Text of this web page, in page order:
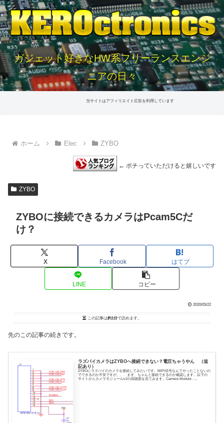
ガジェット好きなHW系フリーランスエンジ
ニアの日々
当サイトはアフィリエイト広告を利用しています
ホーム Elec ZYBO
← ポチっていただけると嬉しいです
ZYBO
ZYBOに接続できるカメラはPcam5Cだ
け？
X Facebook はてブ
LINE コピー
2020/05/22
この記事は約1分で読めます。
先のこの記事の続きです。
ラズパイカメラはZYBOへ接続できない？電圧ちゃうやん （追
記あり）
ZYBOにラズパイのカメラを接続してみたいです。MIPI信号なんてやったことないの
でできるのか不安ですが、、、まず、ちゃんと接続できるのか確認します。以下の
サイトからカメラモジュールv2の回路図を見てみます。Camera Module - ...